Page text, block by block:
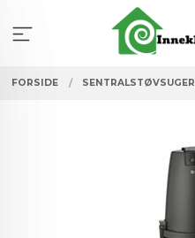
innholdet
FORSIDE SENTRALSTØVSUGER